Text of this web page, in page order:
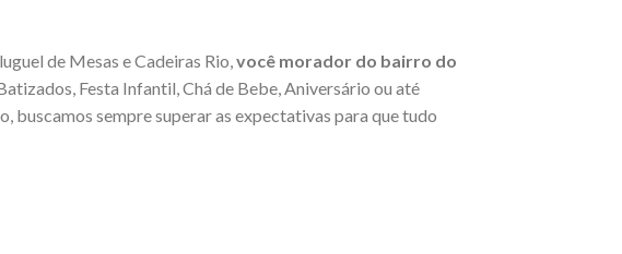
de Mesas e Cadeiras Rio,você morador do bairro do
Festa Infantil, Chá de Bebe, Aniversário ou até
buscamos sempre superar as expectativas para que tudo